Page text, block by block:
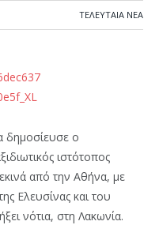
ΤΕΛΕΥΤΑΙΑ ΝΕΑ
δημοσίευσε ο
ιστότοπος
από την Αθήνα, με
Ελευσίνας και του
νότια, στη Λακωνία.